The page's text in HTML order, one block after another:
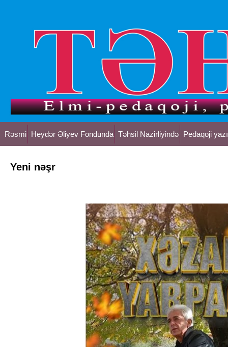
Rəsmi Heydər Əliyev Fondunda Təhsil Nazirliyində Pedaqoji
Yeni nəşr